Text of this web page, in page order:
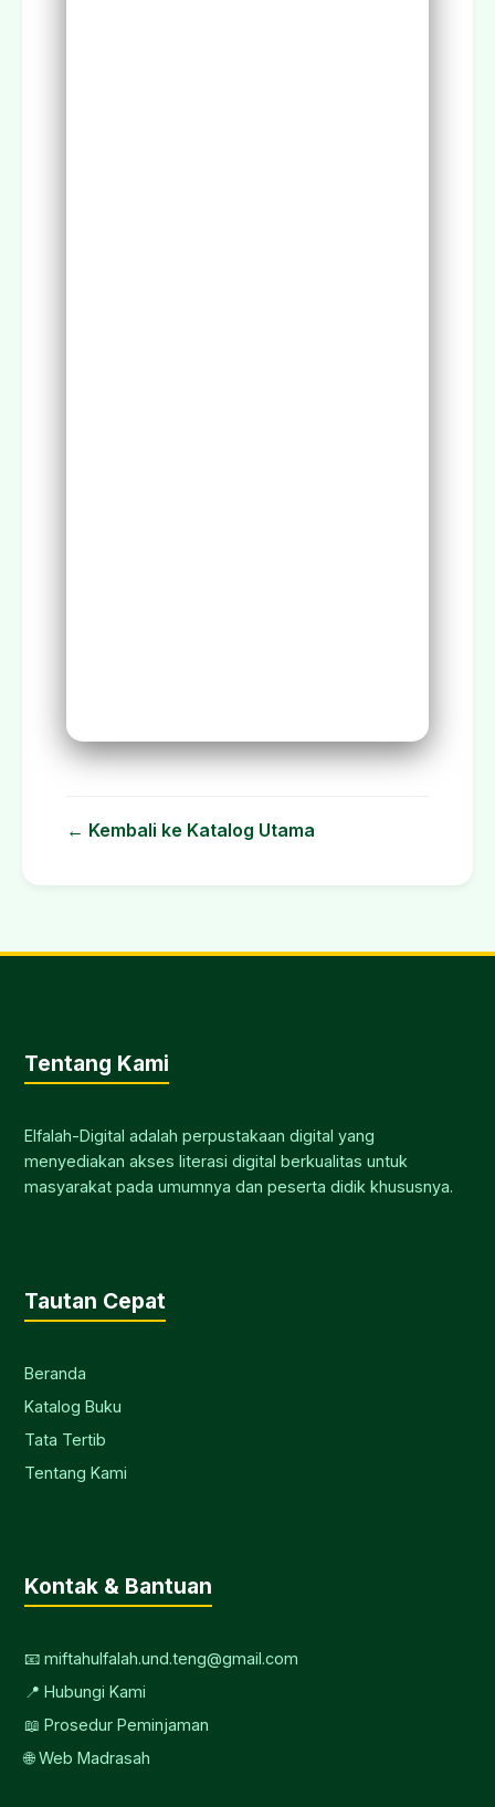
← Kembali ke Katalog Utama
Tentang Kami
Elfalah-Digital adalah perpustakaan digital yang
menyediakan akses literasi digital berkualitas untuk
masyarakat pada umumnya dan peserta didik khususnya.
Tautan Cepat
Beranda
Katalog Buku
Tata Tertib
Tentang Kami
Kontak & Bantuan
📧 miftahulfalah.und.teng@gmail.com
📍 Hubungi Kami
📖 Prosedur Peminjaman
🌐 Web Madrasah